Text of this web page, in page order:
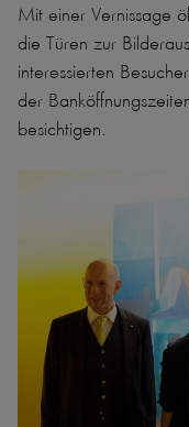
Mit einer Vernissage
die Türen zur
interessierten
der
besichtigen.